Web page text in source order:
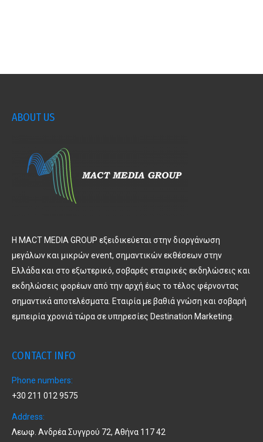
ABOUT US
Η MACT MEDIA GROUP εξειδικεύεται στην διοργάνωση
μεγάλων και μικρών event, σημαντικών εκθέσεων στην
Ελλάδα και στο εξωτερικό, σοβαρές εταιρικές εκδηλώσεις και
εκδηλώσεις φορέων από την αρχή έως το τέλος φέρνοντας
σημαντικά αποτελέσματα. Εταιρία με βαθιά γνώση και σοβαρή
εμπειρία χρονιά τώρα σε υπηρεσίες Destination Marketing.
CONTACT INFO
Phone numbers:
+30 211 012 9575
Address:
Λεωφ. Ανδρέα Συγγρού 72, Αθήνα 117 42